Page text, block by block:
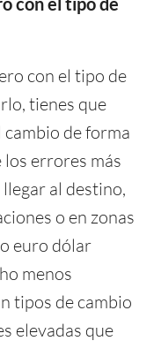
con el tipo de
tienes que
de forma
los errores más
al destino,
o en zonas
euro dólar
menos
tipos de cambio
elevadas que